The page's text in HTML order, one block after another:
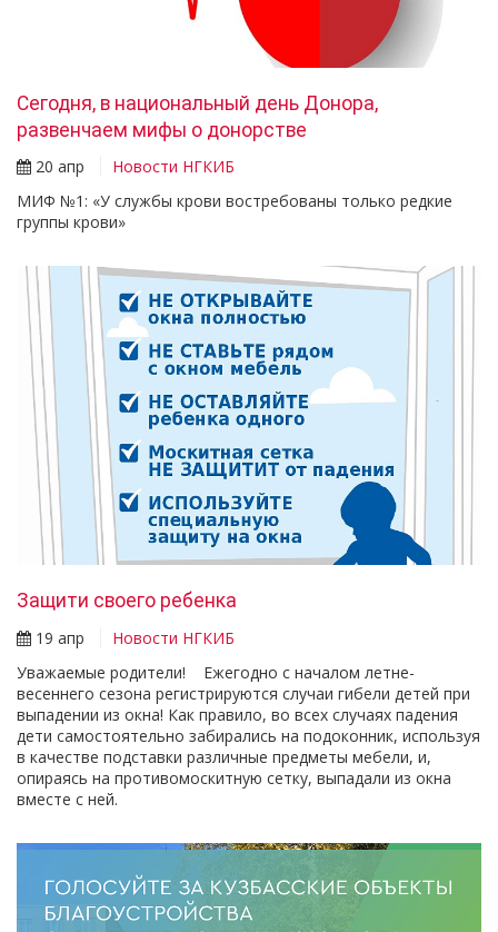
Сегодня, в национальный день Донора,
развенчаем мифы о донорстве
20 апр
Новости НГКИБ
МИФ №1: «У службы крови востребованы только редкие
группы крови»
Защити своего ребенка
19 апр
Новости НГКИБ
Уважаемые родители! Ежегодно с началом летне-
весеннего сезона регистрируются случаи гибели детей при
выпадении из окна! Как правило, во всех случаях падения
дети самостоятельно забирались на подоконник, используя
в качестве подставки различные предметы мебели, и,
опираясь на противомоскитную сетку, выпадали из окна
вместе с ней.